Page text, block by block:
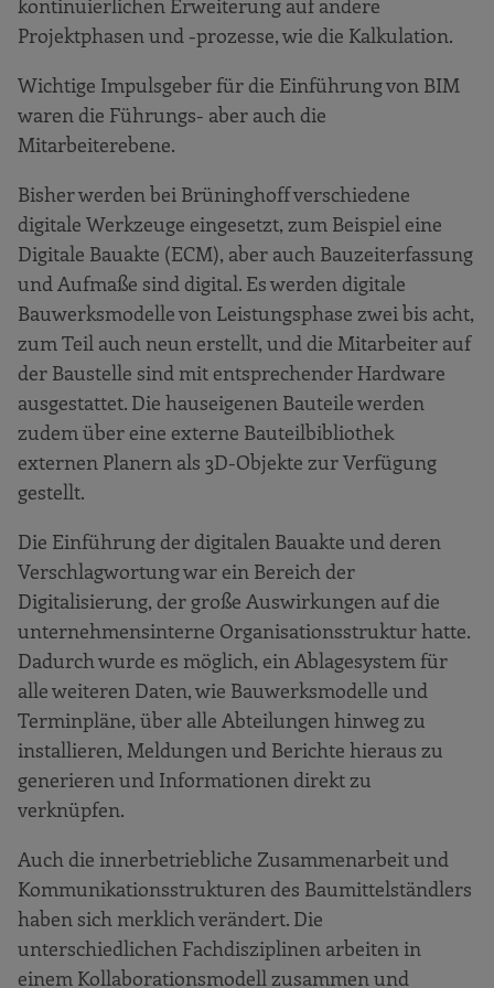
Projektphasen und -prozesse, wie die Kalkulation.
Wichtige Impulsgeber für die Einführung von BIM
waren die Führungs- aber auch die
Mitarbeiterebene.
Bisher werden bei Brüninghoff verschiedene
digitale Werkzeuge eingesetzt, zum Beispiel eine
Digitale Bauakte (ECM), aber auch Bauzeiterfassung
und Aufmaße sind digital. Es werden digitale
Bauwerksmodelle von Leistungsphase zwei bis acht,
zum Teil auch neun erstellt, und die Mitarbeiter auf
der Baustelle sind mit entsprechender Hardware
ausgestattet. Die hauseigenen Bauteile werden
zudem über eine externe Bauteilbibliothek
externen Planern als 3D-Objekte zur Verfügung
gestellt.
Die Einführung der digitalen Bauakte und deren
Verschlagwortung war ein Bereich der
Digitalisierung, der große Auswirkungen auf die
unternehmensinterne Organisationsstruktur hatte.
Dadurch wurde es möglich, ein Ablagesystem für
alle weiteren Daten, wie Bauwerksmodelle und
Terminpläne, über alle Abteilungen hinweg zu
installieren, Meldungen und Berichte hieraus zu
generieren und Informationen direkt zu
verknüpfen.
Auch die innerbetriebliche Zusammenarbeit und
Kommunikationsstrukturen des Baumittelständlers
haben sich merklich verändert. Die
unterschiedlichen Fachdisziplinen arbeiten in
einem Kollaborationsmodell zusammen und